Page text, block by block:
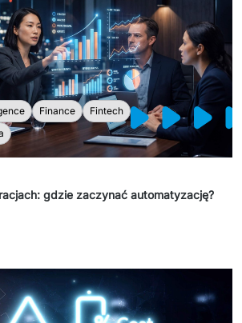
Finance
Fintech
gdzie zaczynać automatyzację?